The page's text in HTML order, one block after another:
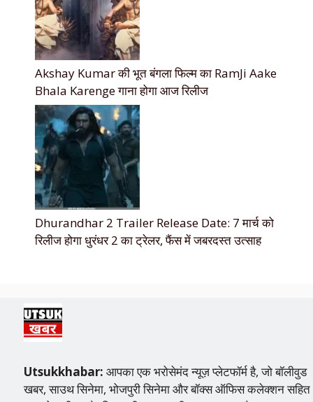
Akshay Kumar की भूत बंगला फिल्म का RamJi Aake
Bhala Karenge गाना होगा आज रिलीज
Dhurandhar 2 Trailer Release Date: 7 मार्च को
रिलीज होगा धुरंधर 2 का ट्रेलर, फैंस में जबरदस्त उत्साह
Utsukkhabar: आपका एक भरोसेमंद न्यूज़ प्लेटफॉर्म है, जो बॉलीवुड
खबर, साउथ सिनेमा, भोजपुरी सिनेमा और बॉक्स ऑफिस कलेक्शन सहित